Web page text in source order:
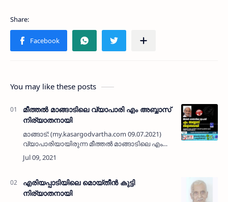
You may like these posts
മീത്തൽ മാങ്ങാടിലെ വ്യാപാരി എം അബ്ബാസ്
നിര്യാതനായി
മാങ്ങാട്: (my.kasargodvartha.com 09.07.2021)
വ്യാപാരിയായിരുന്ന മീത്തൽ മാങ്ങാടിലെ എം
അബ്ബാസ് (63) നിര്യാതനായി. കൂളിക്കുന്ന് ജുമാ
മസ്ജിദിന് സമീപത്ത് മുഹമ്മദിയ സ്റ്റോർ നടത്തി
എരിയപ്പാടിയിലെ മൊയ്തീന്‍ കുട്ടി
നിര്യാതനായി